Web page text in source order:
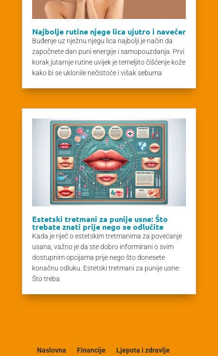
Najbolje rutine njege lica ujutro i navečer
Buđenje uz nježnu njegu lica najbolji je način da
započnete dan puni energije i samopouzdanja. Prvi
korak jutarnje rutine uvijek je temeljito čišćenje kože
kako bi se uklonile nečistoće i višak sebuma
Estetski tretmani za punije usne: Što
trebate znati prije nego se odlučite
Kada je riječ o estetskim tretmanima za povećanje
usana, važno je da ste dobro informirani o svim
dostupnim opcijama prije nego što donesete
konačnu odluku. Estetski tretmani za punije usne:
Što treba
Naslovna Financije Ljepota i zdravlje